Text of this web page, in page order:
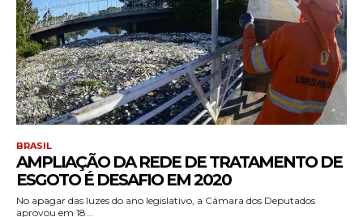
BRASIL
AMPLIAÇÃO DA REDE DE TRATAMENTO DE
ESGOTO É DESAFIO EM 2020
No apagar das luzes do ano legislativo, a Câmara dos Deputados
aprovou em 18...